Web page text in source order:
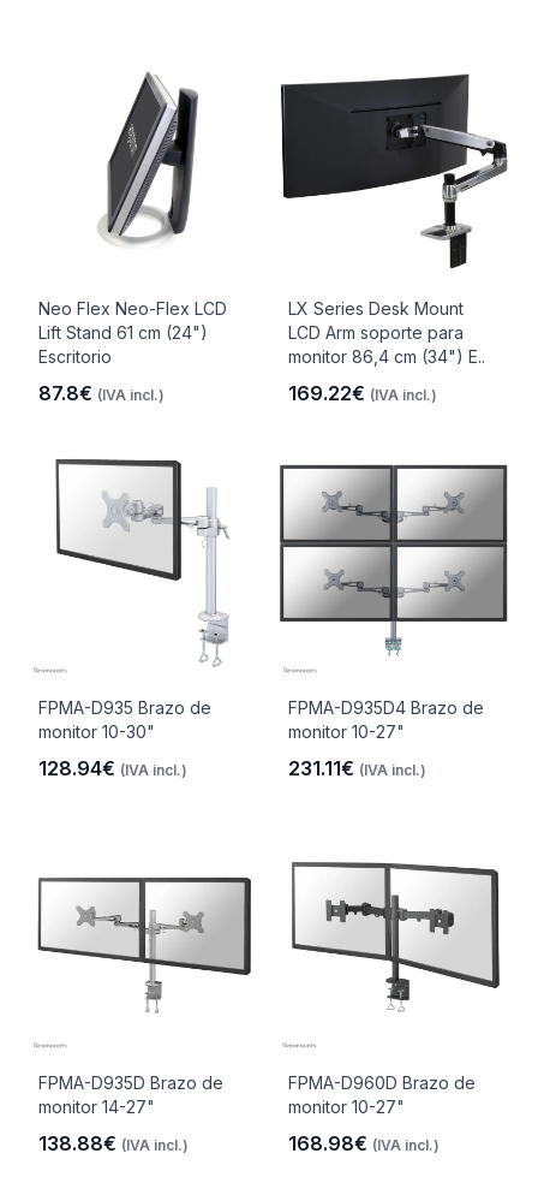
Neo Flex Neo-Flex LCD
Lift Stand 61 cm (24")
Escritorio
87.8€ (IVA incl.)
LX Series Desk Mount
LCD Arm soporte para
monitor 86,4 cm (34") E..
169.22€ (IVA incl.)
FPMA-D935 Brazo de
monitor 10-30"
128.94€ (IVA incl.)
FPMA-D935D4 Brazo de
monitor 10-27"
231.11€ (IVA incl.)
FPMA-D935D Brazo de
monitor 14-27"
138.88€ (IVA incl.)
FPMA-D960D Brazo de
monitor 10-27"
168.98€ (IVA incl.)